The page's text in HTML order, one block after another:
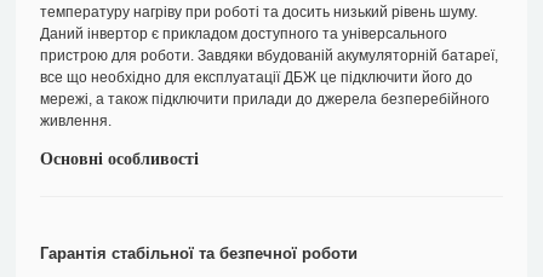
температуру нагріву при роботі та досить низький рівень шуму.
Даний інвертор є прикладом доступного та універсального
пристрою для роботи. Завдяки вбудованій акумуляторній батареї,
все що необхідно для експлуатації ДБЖ це підключити його до
мережі, а також підключити прилади до джерела безперебійного
живлення.
Основні особливості
Гарантія стабільної та безпечної роботи